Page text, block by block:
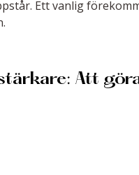
Ett vanlig
Att